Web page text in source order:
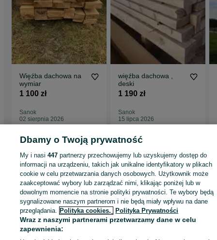
Więźba dachowa na
wymiar
1 100 zł
Sanok
02 sierpnia 2026
więźba dachowa ,
deski
1 190 zł
Sanok
15 lipca 2026
- Podkarpackie
Więźby i podbitki - Solina
KATEGORIA
ID:698967542 Wyświetlenia:
Dbamy o Twoją prywatność
My i nasi447 partnerzy przechowujemy lub uzyskujemy dostęp do
informacji na urządzeniu, takich jak unikalne identyfikatory w plikach
cookie w celu przetwarzania danych osobowych. Użytkownik może
zaakceptować wybory lub zarządzać nimi, klikając poniżej lub w
dowolnym momencie na stronie polityki prywatności. Te wybory będą
sygnalizowane naszym partnerom i nie będą miały wpływu na dane
przeglądania. Polityka cookies, Polityka Prywatności
Wraz z naszymi partnerami przetwarzamy dane w celu
zapewnienia: